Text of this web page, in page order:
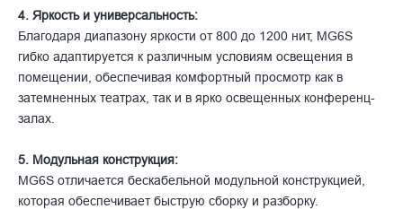
4. Яркость и универсальность:
Благодаря диапазону яркости от 800 до 1200 нит, MG6S
гибко адаптируется к различным условиям освещения в
помещении, обеспечивая комфортный просмотр как в
затемненных театрах, так и в ярко освещенных конференц-
залах.
5. Модульная конструкция:
MG6S отличается бескабельной модульной конструкцией,
которая обеспечивает быструю сборку и разборку.